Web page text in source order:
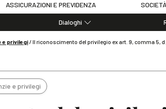
ASSICURAZIONI E PREVIDENZA SOCIETÀ
Dialoghi
e privilegi/Il riconoscimento del privilegio ex art. 9, comma 5,
e privilegi